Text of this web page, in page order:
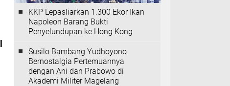
KKP Lepasliarkan 1.300 Ekor Ikan
Napoleon Barang Bukti
Penyelundupan ke Hong Kong
Susilo Bambang Yudhoyono
Bernostalgia Pertemuannya
dengan Ani dan Prabowo di
Akademi Militer Magelang